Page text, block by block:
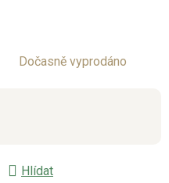
Dočasně vyprodáno
Hlídat